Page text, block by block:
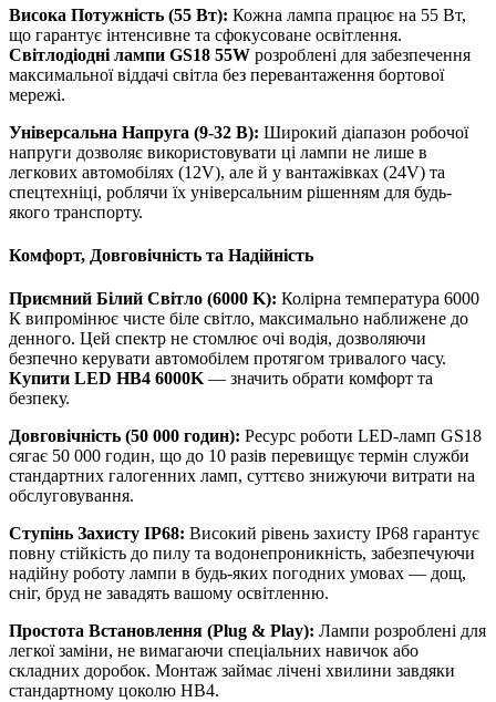
Висока Потужність (55 Вт): Кожна лампа працює на 55 Вт,
що гарантує інтенсивне та сфокусоване освітлення.
Світлодіодні лампи GS18 55W розроблені для забезпечення
максимальної віддачі світла без перевантаження бортової
мережі.
Універсальна Напруга (9-32 В): Широкий діапазон робочої
напруги дозволяє використовувати ці лампи не лише в
легкових автомобілях (12V), але й у вантажівках (24V) та
спецтехніці, роблячи їх універсальним рішенням для будь-
якого транспорту.
Комфорт, Довговічність та Надійність
Приємний Білий Світло (6000 K): Колірна температура 6000
К випромінює чисте біле світло, максимально наближене до
денного. Цей спектр не стомлює очі водія, дозволяючи
безпечно керувати автомобілем протягом тривалого часу.
Купити LED HB4 6000K— значить обрати комфорт та
безпеку.
Довговічність (50 000 годин): Ресурс роботи LED-ламп GS18
сягає 50 000 годин, що до 10 разів перевищує термін служби
стандартних галогенних ламп, суттєво знижуючи витрати на
обслуговування.
Ступінь Захисту IP68: Високий рівень захисту IP68 гарантує
повну стійкість до пилу та водонепроникність, забезпечуючи
надійну роботу лампи в будь-яких погодних умовах — дощ,
сніг, бруд не завадять вашому освітленню.
Простота Встановлення (Plug & Play): Лампи розроблені для
легкої заміни, не вимагаючи спеціальних навичок або
складних доробок. Монтаж займає лічені хвилини завдяки
стандартному цоколю HB4.